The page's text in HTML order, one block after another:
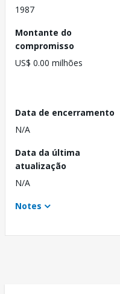
1987
Montante do
compromisso
US$ 0.00 milhões
Data de encerramento
N/A
Data da última
atualização
N/A
Notes